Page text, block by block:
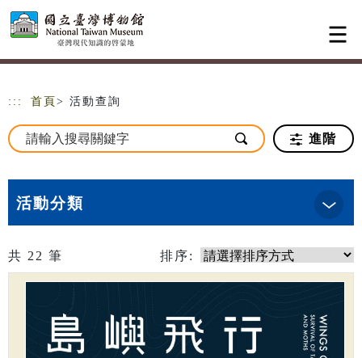
跳到主要內容
網站導覽
::: 首頁 > 活動查詢
進階
活動分類
共 22 筆 排序: